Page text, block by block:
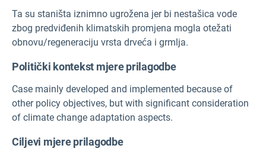
Ta su staništa iznimno ugrožena jer bi nestašica vode
zbog predviđenih klimatskih promjena mogla otežati
obnovu/regeneraciju vrsta drveća i grmlja.
Politički kontekst mjere prilagodbe
Case mainly developed and implemented because of
other policy objectives, but with significant consideration
of climate change adaptation aspects.
Ciljevi mjere prilagodbe